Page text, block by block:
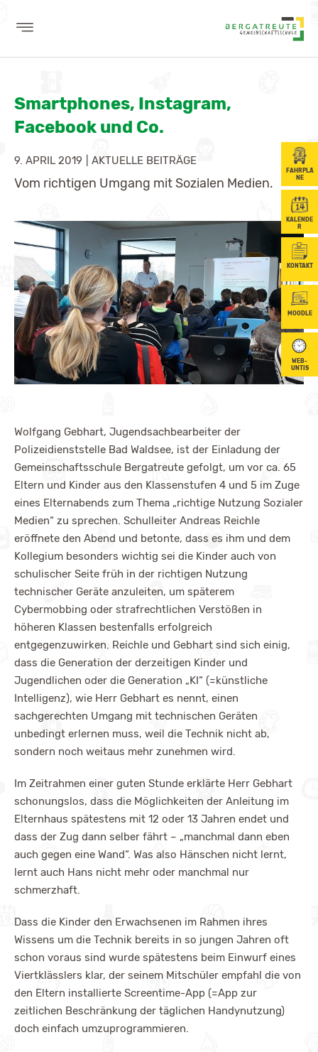
WIR
LERNEN
SCHULE
BERUFSORIENTIERUNG
ELTERN
FAHRPLÄ
NE
KALENDE
R
KONTAKT
MOODLE
WEB-
UNTIS
Smartphones, Instagram,
Facebook und Co.
9. APRIL 2019 AKTUELLE BEITRÄGE
Vom richtigen Umgang mit Sozialen Medien.
Wolfgang Gebhart, Jugendsachbearbeiter der
Polizeidienststelle Bad Waldsee, ist der Einladung der
Gemeinschaftsschule Bergatreute gefolgt, um vor ca. 65
Eltern und Kinder aus den Klassenstufen 4 und 5 im Zuge
eines Elternabends zum Thema „richtige Nutzung Sozialer
Medien“ zu sprechen. Schulleiter Andreas Reichle
eröffnete den Abend und betonte, dass es ihm und dem
Kollegium besonders wichtig sei die Kinder auch von
schulischer Seite früh in der richtigen Nutzung
technischer Geräte anzuleiten, um späterem
Cybermobbing oder strafrechtlichen Verstößen in
höheren Klassen bestenfalls erfolgreich
entgegenzuwirken. Reichle und Gebhart sind sich einig,
dass die Generation der derzeitigen Kinder und
Jugendlichen oder die Generation „KI“ (=künstliche
Intelligenz), wie Herr Gebhart es nennt, einen
sachgerechten Umgang mit technischen Geräten
unbedingt erlernen muss, weil die Technik nicht ab,
sondern noch weitaus mehr zunehmen wird.
Im Zeitrahmen einer guten Stunde erklärte Herr Gebhart
schonungslos, dass die Möglichkeiten der Anleitung im
Elternhaus spätestens mit 12 oder 13 Jahren endet und
dass der Zug dann selber fährt – „manchmal dann eben
auch gegen eine Wand“. Was also Hänschen nicht lernt,
lernt auch Hans nicht mehr oder manchmal nur
schmerzhaft.
Dass die Kinder den Erwachsenen im Rahmen ihres
Wissens um die Technik bereits in so jungen Jahren oft
schon voraus sind wurde spätestens beim Einwurf eines
Viertklässlers klar, der seinem Mitschüler empfahl die von
den Eltern installierte Screentime-App (=App zur
zeitlichen Beschränkung der täglichen Handynutzung)
doch einfach umzuprogrammieren.